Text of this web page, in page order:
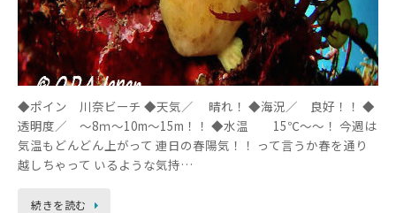
◆ポイン 川奈ビーチ ◆天気／ 晴れ！ ◆海況／ 良好！！ ◆
透明度／ ～8ｍ～10m～15m！！ ◆水温 15℃～～！ 今週は
気温もどんどん上がって 連日の春陽気！！ って言うか春を通り
越しちゃって いるような気持…
続きを読む